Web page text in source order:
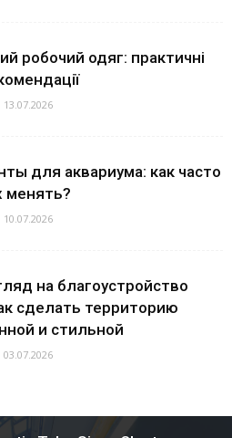
робочий одяг: практичні
13.07.2026
для аквариума: как часто
менять?
10.07.2026
на благоустройство
сделать территорию
и стильной
03.07.2026